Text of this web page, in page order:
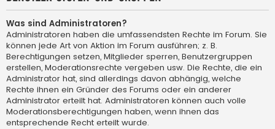
Was sind Administratoren?
Administratoren haben die umfassendsten Rechte im Forum. Sie
können jede Art von Aktion im Forum ausführen; z. B.
Berechtigungen setzen, Mitglieder sperren, Benutzergruppen
erstellen, Moderationsrechte vergeben usw. Die Rechte, die ein
Administrator hat, sind allerdings davon abhängig, welche
Rechte ihnen ein Gründer des Forums oder ein anderer
Administrator erteilt hat. Administratoren können auch volle
Moderationsberechtigungen haben, wenn ihnen das
entsprechende Recht erteilt wurde.